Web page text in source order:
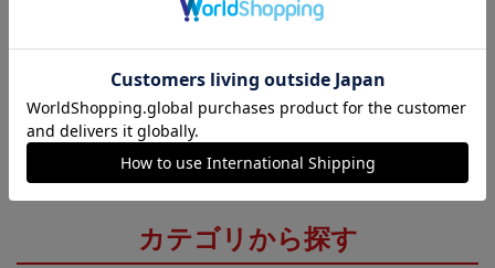
の必須アイテム！
岩手
いわてグルージャ盛岡のすべてのグッズをチェック
したい方に！全グッズ一覧はこちら！
カテゴリから探す